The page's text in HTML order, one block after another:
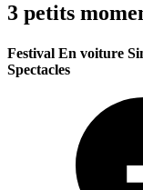
3 petits
Festival En voiture
Spectacles